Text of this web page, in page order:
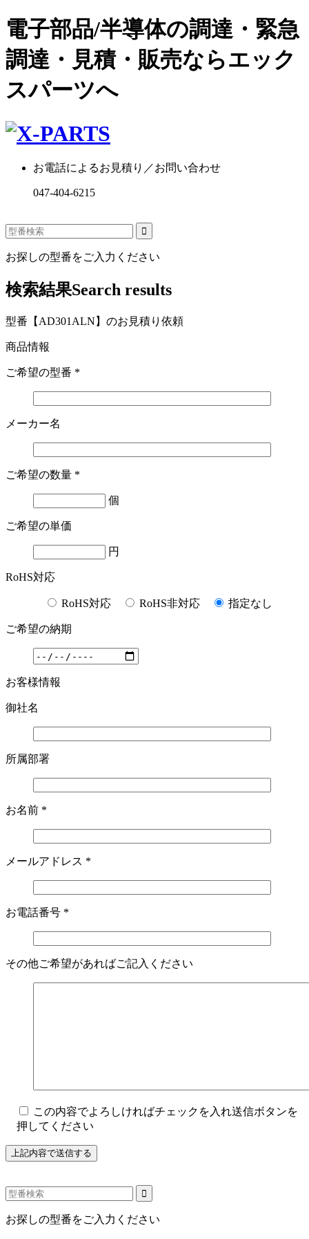
電子部品/半導体の調達・緊急
調達・見積・販売ならエック
スパーツへ
お電話によるお見積り／お問い合わせ
047-404-6215
お探しの型番をご入力ください
検索結果Search results
型番【AD301ALN】のお見積り依頼
商品情報
ご希望の型番 *
メーカー名
ご希望の数量 *
個
ご希望の単価
円
RoHS対応
RoHS対応 RoHS非対応 指定なし
ご希望の納期
お客様情報
御社名
所属部署
お名前 *
メールアドレス *
お電話番号 *
その他ご希望があればご記入ください
この内容でよろしければチェックを入れ送信ボタンを
押してください
お探しの型番をご入力ください